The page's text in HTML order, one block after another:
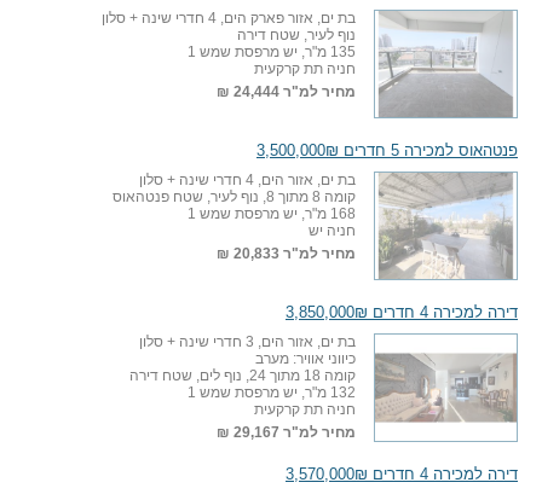
בת ים, אזור פארק הים, 4 חדרי שינה + סלון
נוף לעיר, שטח דירה
135 מ"ר, יש מרפסת שמש 1
חניה תת קרקעית
מחיר למ"ר 24,444 ₪
פנטהאוס למכירה 5 חדרים 3,500,000₪
בת ים, אזור הים, 4 חדרי שינה + סלון
קומה 8 מתוך 8, נוף לעיר, שטח פנטהאוס
168 מ"ר, יש מרפסת שמש 1
חניה יש
מחיר למ"ר 20,833 ₪
דירה למכירה 4 חדרים 3,850,000₪
בת ים, אזור הים, 3 חדרי שינה + סלון
כיווני אוויר: מערב
קומה 18 מתוך 24, נוף לים, שטח דירה
132 מ"ר, יש מרפסת שמש 1
חניה תת קרקעית
מחיר למ"ר 29,167 ₪
דירה למכירה 4 חדרים 3,570,000₪